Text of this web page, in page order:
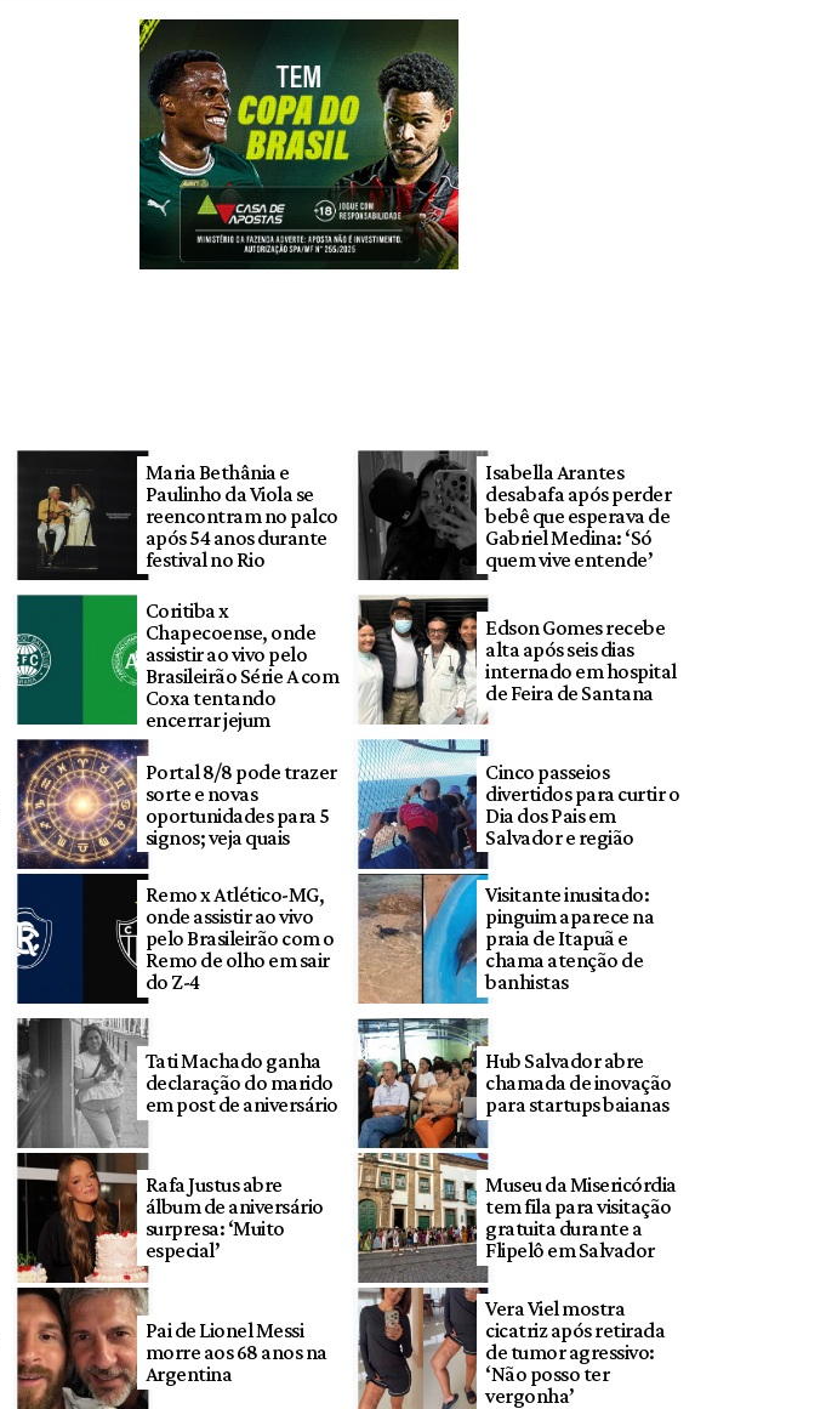
Maria Bethânia e
Paulinho da Viola se
reencontram no palco
após 54 anos durante
festival no Rio
Isabella Arantes
desabafa após perder
bebê que esperava de
Gabriel Medina: ‘Só
quem vive entende’
Coritiba x
Chapecoense, onde
assistir ao vivo pelo
Brasileirão Série A com
Coxa tentando
encerrar jejum
Edson Gomes recebe
alta após seis dias
internado em hospital
de Feira de Santana
Portal 8/8 pode trazer
sorte e novas
oportunidades para 5
signos; veja quais
Cinco passeios
divertidos para curtir o
Dia dos Pais em
Salvador e região
Remo x Atlético-MG,
onde assistir ao vivo
pelo Brasileirão com o
Remo de olho em sair
do Z-4
Visitante inusitado:
pinguim aparece na
praia de Itapuã e
chama atenção de
banhistas
Tati Machado ganha
declaração do marido
em post de aniversário
Hub Salvador abre
chamada de inovação
para startups baianas
Rafa Justus abre
álbum de aniversário
surpresa: ‘Muito
especial’
Museu da Misericórdia
tem fila para visitação
gratuita durante a
Flipelô em Salvador
Pai de Lionel Messi
morre aos 68 anos na
Argentina
Vera Viel mostra
cicatriz após retirada
de tumor agressivo:
‘Não posso ter
vergonha’